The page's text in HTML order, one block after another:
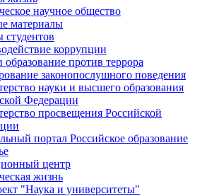
научное общество
материалы
коррупции
образование против террора
законопослушного поведения
науки и высшего образования
Федерации
просвещения Российской
портал Российское образование
центр
жизнь
"Наука и университеты"